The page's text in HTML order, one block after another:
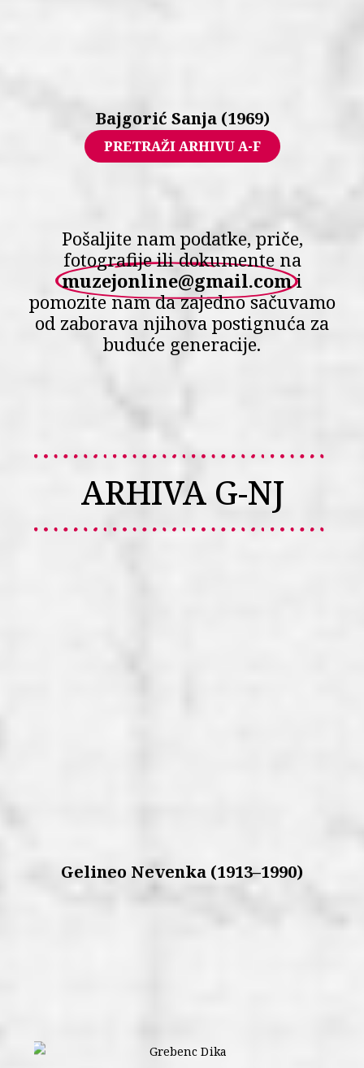
Bajgorić Sanja (1969)
PRETRAŽI ARHIVU A-F
Pošaljite nam podatke, priče,
fotografije ili dokumente na
muzejonline@gmail.com i
pomozite nam da zajedno sačuvamo
od zaborava njihova postignuća za
buduće generacije.
ARHIVA G-NJ
Gelineo Nevenka (1913–1990)